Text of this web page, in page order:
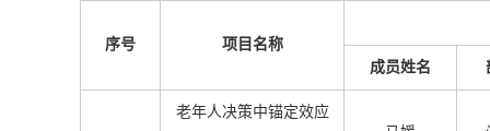
序号
项目名称
成员姓名
老年人决策中锚定效应